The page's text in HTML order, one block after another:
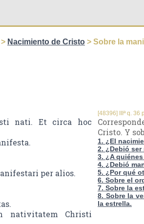
> Nacimiento de Cristo > Sobre la
nati. Et circa hoc
per alios.
nativitatem Christi
[48396] IIIª q. 36
Cristo. Y
1. ¿El
2. ¿Debió
3. ¿A
4. ¿Debió
5. ¿Por qué
6. Sobre el
7. Sobre la
8. Sobre la
la estrella.